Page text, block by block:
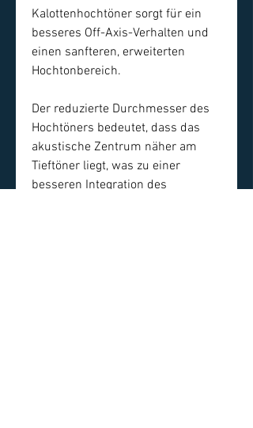
Kalottenhochtöner sorgt für ein
besseres Off-Axis-Verhalten und
einen sanfteren, erweiterten
Hochtonbereich.
Der reduzierte Durchmesser des
Hochtöners bedeutet, dass das
akustische Zentrum näher am
Tieftöner liegt, was zu einer
besseren Integration des